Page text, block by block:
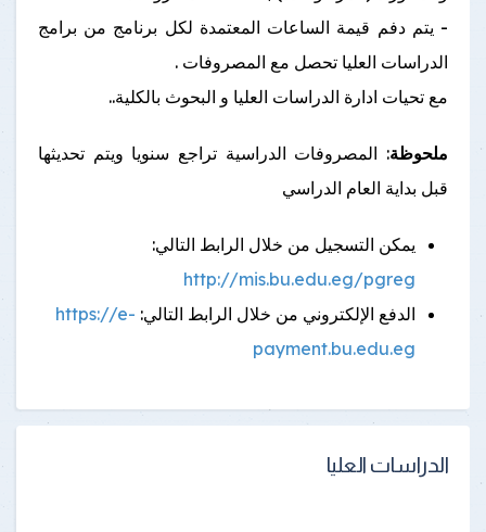
- يتم دفم قيمة الساعات المعتمدة لكل برنامج من برامج
الدراسات العليا تحصل مع المصروفات .
مع تحيات ادارة الدراسات العليا و البحوث بالكلية..
ملحوظة: المصروفات الدراسية تراجع سنويا ويتم تحديثها
قبل بداية العام الدراسي
يمكن التسجيل من خلال الرابط التالي:
http://mis.bu.edu.eg/pgreg
الدفع الإلكتروني من خلال الرابط التالي: https://e-
payment.bu.edu.eg
الدراسات العليا